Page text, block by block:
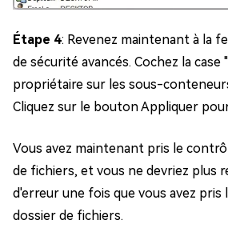
Étape 4: Revenez maintenant à la
de sécurité avancés. Cochez la case
propriétaire sur les sous-
Cliquez sur le bouton Appliquer
Vous avez maintenant pris le
de fichiers, et vous ne devriez plus
d'erreur une fois que vous avez
dossier de fichiers.